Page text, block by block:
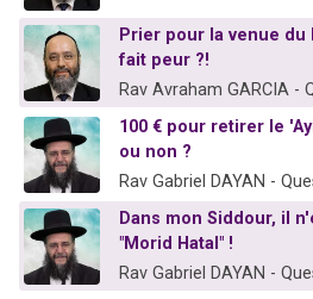
Prier pour la venue du
fait peur ?!
Rav Avraham GARCIA -
100 € pour retirer le
ou non ?
Rav Gabriel DAYAN -
Dans mon Siddour, il
"Morid Hatal" !
Rav Gabriel DAYAN -